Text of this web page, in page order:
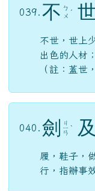
039. 不 ㄅ
ㄨ ˊ
不世，世上
出色的人材
（註：蓋世
040. 劍 ㄐ
ㄧ
ㄢ
ˋ 及
履，鞋子，
行，指辦事